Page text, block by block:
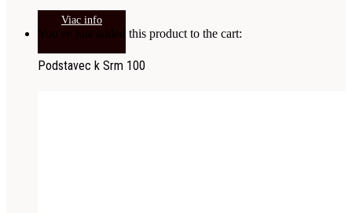
Viac info
You've just added this product to the cart:
Podstavec k Srm 100